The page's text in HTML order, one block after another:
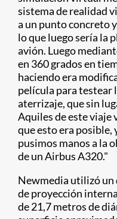
sistema de realidad
a un punto concreto
lo que luego sería la
avión. Luego
en 360 grados en
haciendo era
película para testear
aterrizaje, que sin
Aquiles de este viaje
que esto era posible,
pusimos manos a la
de un Airbus A320."
Newmedia utilizó un
de proyección
de 21,7 metros de